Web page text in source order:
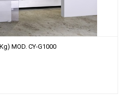
SERIE “MODERNO” 80Kg MOD. CY-W1000